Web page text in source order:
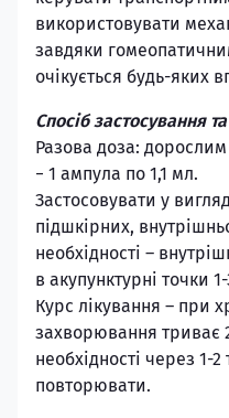
використовувати
завдяки
очікується будь-яких
Спосіб застосування
Разова доза: дорослим
− 1 ампула по 1,1 мл.
Застосовувати у
підшкірних,
необхідності –
в акупунктурні точки
Курс лікування – при
захворювання триває
необхідності через 1-
повторювати.